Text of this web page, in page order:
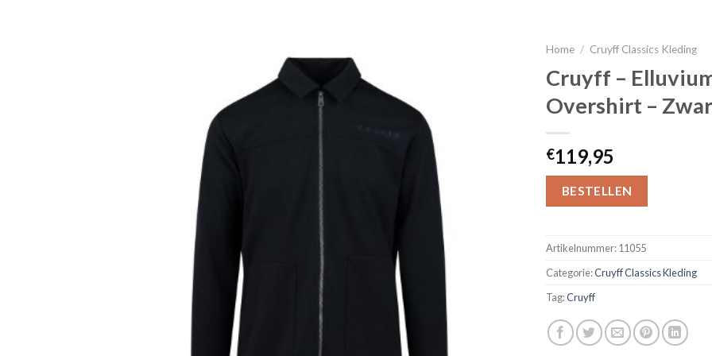
Home / Cruyff Classics Kleding
Cruyff –
Overshirt –
€119,95
BESTELLEN
Artikelnummer:11055
Categorie:Cruyff Classics Kleding
Tag:Cruyff